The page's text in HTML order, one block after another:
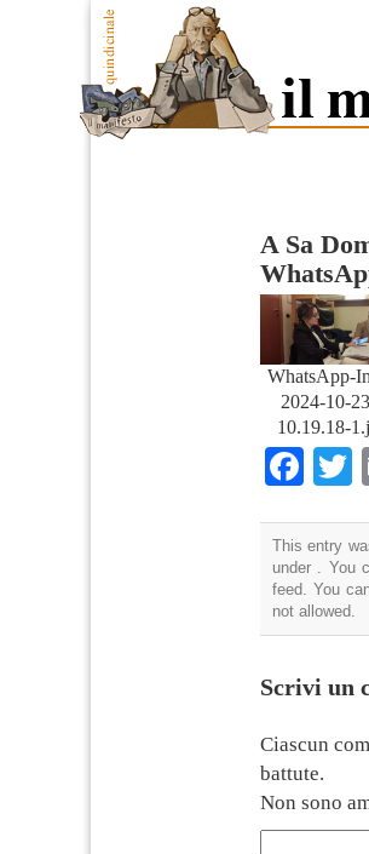
A Sa
WhatsApp-
2024-10-
10.19.18-
This entry
under . You
feed. You
not allowed.
Scrivi un
Ciascun
battute.
Non sono